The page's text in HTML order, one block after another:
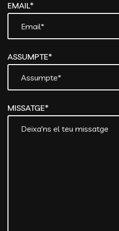
EMAIL*
ASSUMPTE*
MISSATGE*